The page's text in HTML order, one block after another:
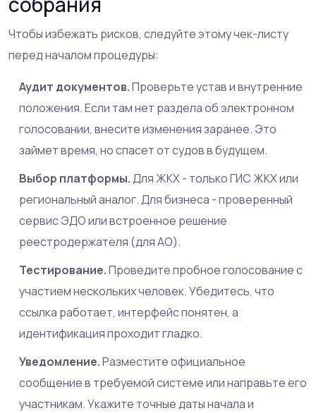
Чтобы избежать рисков, следуйте этому чек-листу
перед началом процедуры:
Аудит документов.Проверьте устав и внутренние
положения. Если там нет раздела об электронном
голосовании, внесите изменения заранее. Это
займет время, но спасет от судов в будущем.
Выбор платформы.Для ЖКХ - только ГИС ЖКХ или
региональный аналог. Для бизнеса - проверенный
сервис ЭДО или встроенное решение
реестродержателя (для АО).
Тестирование.Проведите пробное голосование с
участием нескольких человек. Убедитесь, что
ссылка работает, интерфейс понятен, а
идентификация проходит гладко.
Уведомление.Разместите официальное
сообщение в требуемой системе или направьте его
участникам. Укажите точные даты начала и